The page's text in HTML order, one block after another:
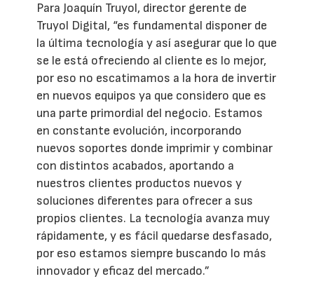
Para Joaquín Truyol, director gerente de
Truyol Digital, “es fundamental disponer de
la última tecnología y así asegurar que lo que
se le está ofreciendo al cliente es lo mejor,
por eso no escatimamos a la hora de invertir
en nuevos equipos ya que considero que es
una parte primordial del negocio. Estamos
en constante evolución, incorporando
nuevos soportes donde imprimir y combinar
con distintos acabados, aportando a
nuestros clientes productos nuevos y
soluciones diferentes para ofrecer a sus
propios clientes. La tecnología avanza muy
rápidamente, y es fácil quedarse desfasado,
por eso estamos siempre buscando lo más
innovador y eficaz del mercado.”